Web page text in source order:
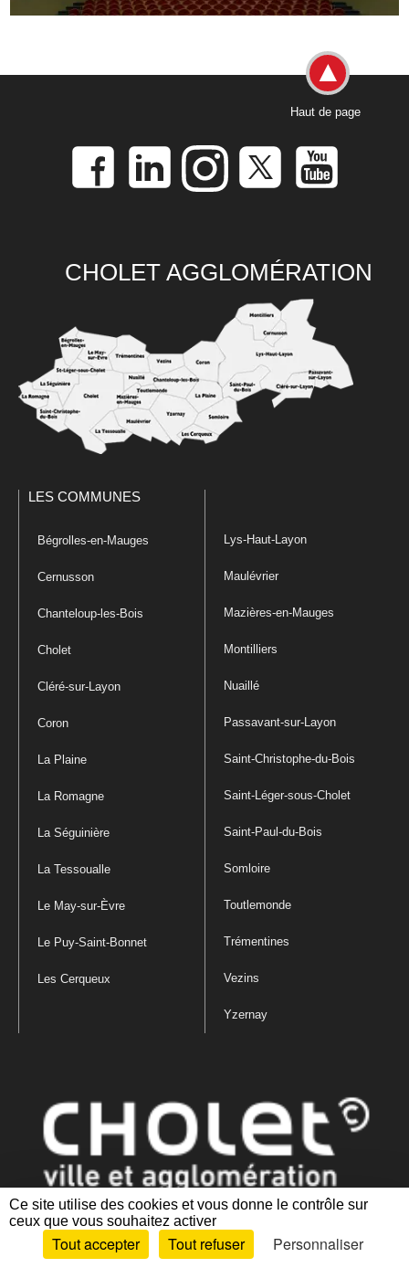
Ce site utilise des cookies et vous donne le contrôle sur
ceux que vous souhaitez activer
Tout accepter Tout refuser
Personnaliser
Haut de page
CHOLET AGGLOMÉRATION
LES COMMUNES
Bégrolles-en-Mauges
Cernusson
Chanteloup-les-Bois
Cholet
Cléré-sur-Layon
Coron
La Plaine
La Romagne
La Séguinière
La Tessoualle
Le May-sur-Èvre
Le Puy-Saint-Bonnet
Les Cerqueux
Lys-Haut-Layon
Maulévrier
Mazières-en-Mauges
Montilliers
Nuaillé
Passavant-sur-Layon
Saint-Christophe-du-Bois
Saint-Léger-sous-Cholet
Saint-Paul-du-Bois
Somloire
Toutlemonde
Trémentines
Vezins
Yzernay
Mentions légales|Politique de confidentialité
des cookies |Plan du site Accessibilité : partiellement conforme